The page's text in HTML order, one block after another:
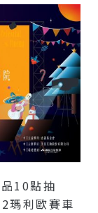
10點抽
利歐賽車